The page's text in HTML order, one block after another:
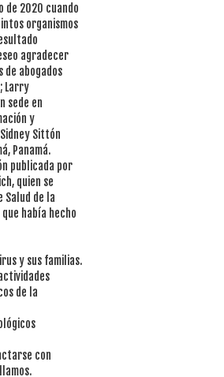
de 2020 cuando
organismos
agradecer
abogados
Larry
sede en
y
Sittón
Panamá.
publicada por
quien se
de la
había hecho
y sus familias.
de la
con